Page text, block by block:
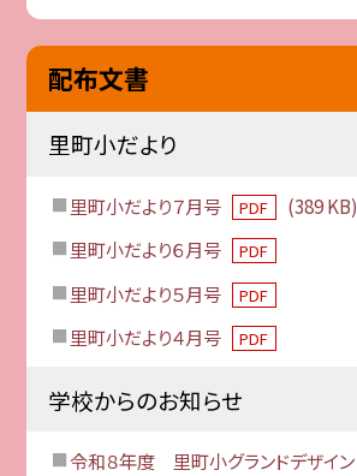
配布文書
里町小だより
里町小だより７月号 PDF
(389 KB)
里町小だより６月号
PDF
里町小だより５月号 PDF
里町小だより４月号 PDF
学校からのお知らせ
令和８年度 里町小グランドデザイン